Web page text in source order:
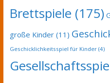
Brettspiele (175)
große Kinder(11)
Geschicklichkeitsspiel für Kinder(4)